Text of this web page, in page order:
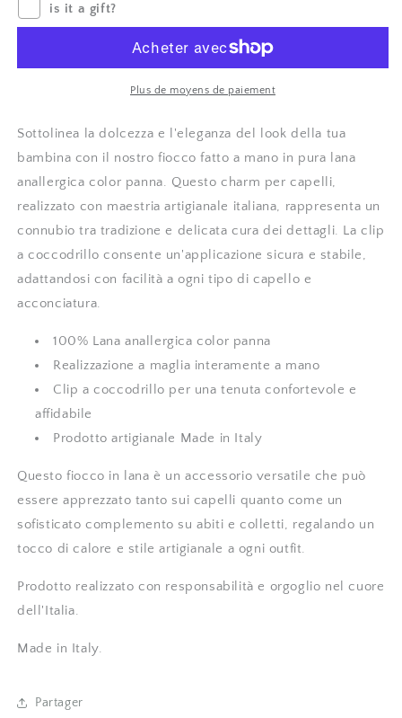
fiocco
lana
Embroidery
store
Letizia
in
lana
panna
Embroidery
Letizia
is it a gift?
Plus de moyens de paiement
Sottolinea la dolcezza e l'eleganza del look della tua
bambina con il nostro fiocco fatto a mano in pura lana
anallergica color panna. Questo charm per capelli,
realizzato con maestria artigianale italiana, rappresenta un
connubio tra tradizione e delicata cura dei dettagli. La clip
a coccodrillo consente un'applicazione sicura e stabile,
adattandosi con facilità a ogni tipo di capello e
acconciatura.
100% Lana anallergica color panna
Realizzazione a maglia interamente a mano
Clip a coccodrillo per una tenuta confortevole e
affidabile
Prodotto artigianale Made in Italy
Questo fiocco in lana è un accessorio versatile che può
essere apprezzato tanto sui capelli quanto come un
sofisticato complemento su abiti e colletti, regalando un
tocco di calore e stile artigianale a ogni outfit.
Prodotto realizzato con responsabilità e orgoglio nel cuore
dell'Italia.
Made in Italy.
Partager